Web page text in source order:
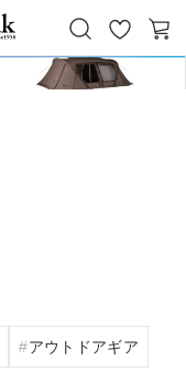
お
気
カ
アウトドアギア